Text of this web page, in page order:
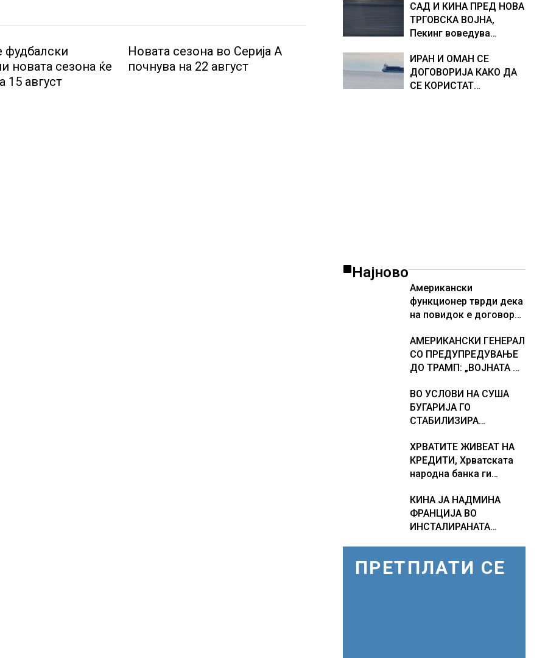
фудбалски
новата сезона ќе
15 август
Новата сезона во Серија А
почнува на 22 август
од батерии
евра за мегават час, на
МЕМО 153,56 евра за
мегават час
САД И КИНА ПРЕД НОВА
ТРГОВСКА ВОЈНА,
Пекинг воведува
американски компании
и организации
ИРАН И ОМАН СЕ
ДОГОВОРИЈА КАКО ДА
СЕ КОРИСТАТ
Најново
Американски
функционер тврди дека
на повидок е договор
АМЕРИКАНСКИ ГЕНЕРАЛ
СО ПРЕДУПРЕДУВАЊЕ
ДО ТРАМП: „ВОЈНАТА НЕ
ВО УСЛОВИ НА СУША
БУГАРИЈА ГО
СТАБИЛИЗИРА
ЕНЕРГЕТСКИ СИСТЕМ,
како Бугарија стана
балкански шампион во
од батерии
ХРВАТИТЕ ЖИВЕАТ НА
КРЕДИТИ, Хрватската
народна банка ги
кредитирање и
предупредува на
зголемени ризици во
КИНА ЈА НАДМИНА
ФРАНЦИЈА ВО
ИНСТАЛИРАНАТА
ЦЕНТРАЛИ
ПРЕТПЛАТИ СЕ